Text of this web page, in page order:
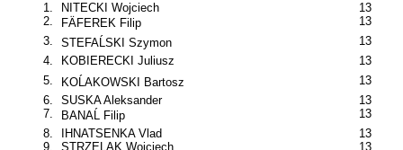
1.
NITECKI Wojciech 13
2.
FÄFEREK Filip 13
3.
STEFAĹSKI Szymon 13
4.
KOBIERECKI Juliusz 13
5.
KOĹAKOWSKI Bartosz 13
6.
SUSKA Aleksander 13
7.
BANAĹ Filip 13
8.
IHNATSENKA Vlad 13
9.
STRZELAK Wojciech 13